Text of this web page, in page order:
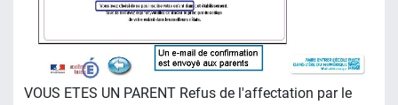
VOUS ETES UN PARENT Refus de l'affectation par le